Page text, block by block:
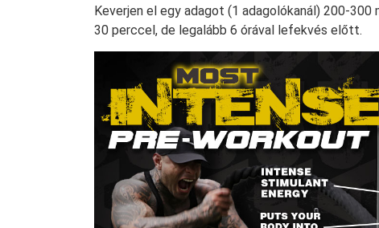
Keverjen el egy adagot (1 adagolókanál) 200-
30 perccel, de legalább 6 órával lefekvés előtt.